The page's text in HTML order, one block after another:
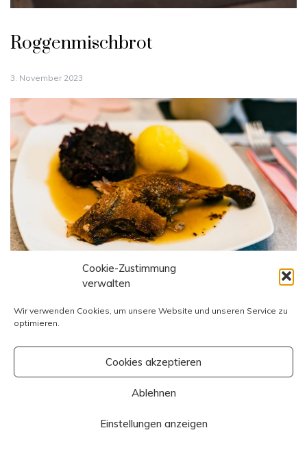
Cookie-Zustimmung
verwalten
Wir verwenden Cookies, um unsere Website und unseren Service zu
optimieren.
Cookies akzeptieren
Ablehnen
Einstellungen anzeigen
Roggenmischbrot
3. November 2023
Ente mit Knödel und Blaukraut
Copyright All Rights Reserved 2023